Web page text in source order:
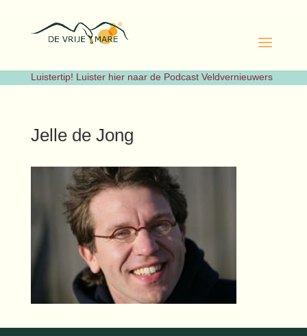
Luistertip! Luister hier naar de Podcast Veldvernieuwers
Jelle de Jong